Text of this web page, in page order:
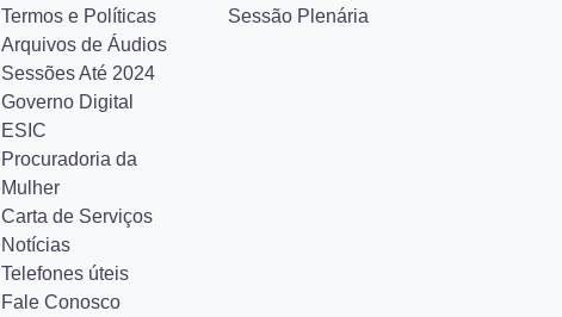
Termos e Políticas
Arquivos de Áudios
Sessões Até 2024
Governo Digital
ESIC
Procuradoria da
Mulher
Carta de Serviços
Notícias
Telefones úteis
Fale Conosco
Sessão Plenária